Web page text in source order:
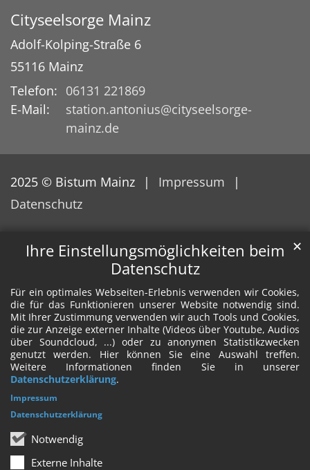
Ihre Einstellungsmöglichkeiten beim
Datenschutz
Für ein optimales Webseiten-Erlebnis verwenden wir Cookies,
die für das Funktionieren unserer Website notwendig sind.
Mit Ihrer Zustimmung verwenden wir auch Tools und Cookies,
die zur Anzeige externer Inhalte (Videos über Youtube, Audios
über Soundcloud, ...) oder zu anonymen Statistikzwecken
genutzt werden. Hier können Sie eine Auswahl treffen.
Weitere Informationen finden Sie in unserer
Datenschutzerklärung.
Notwendig
Externe Inhalte
✕
Impressum
Datenschutzerklärung
Cityseelsorge Mainz
Adolf-Kolping-Straße 6
55116 Mainz
Telefon: 06131 221869
E-Mail:
station.antonius@cityseelsorge-
mainz.de
2025 © Bistum Mainz
Impressum
Datenschutz